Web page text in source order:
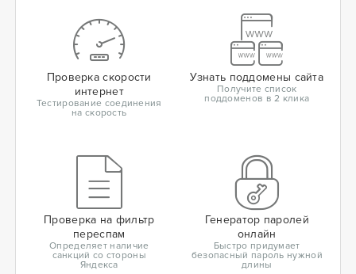
Проверка скорости
интернет
Тестирование соединения
на скорость
Узнать поддомены сайта
Получите список
поддоменов в 2 клика
Проверка на фильтр
переспам
Определяет наличие
санкций со стороны
Яндекса
Генератор паролей
онлайн
Быстро придумает
безопасный пароль нужной
длины